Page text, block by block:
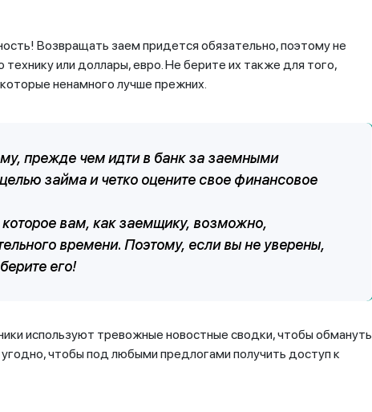
Возвращать заем придется обязательно, поэтому не
или доллары, евро. Не берите их также для того,
ненамного лучше прежних.
прежде чем идти в банк за заемными
займа и четко оцените свое финансовое
которое вам, как заемщику, возможно,
времени. Поэтому, если вы не уверены,
его!
используют тревожные новостные сводки, чтобы обмануть
чтобы под любыми предлогами получить доступ к